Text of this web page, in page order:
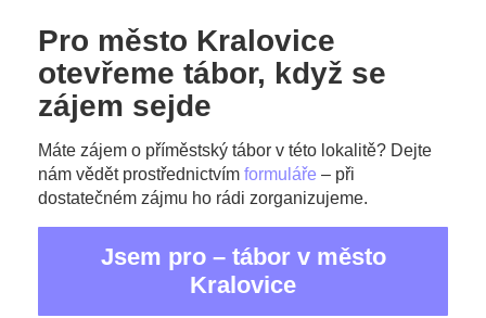
Pro město Kralovice
otevřeme tábor, když se
zájem sejde
Máte zájem o příměstský tábor v této lokalitě? Dejte
nám vědět prostřednictvím formuláře – při
dostatečném zájmu ho rádi zorganizujeme.
Jsem pro – tábor v město
Kralovice